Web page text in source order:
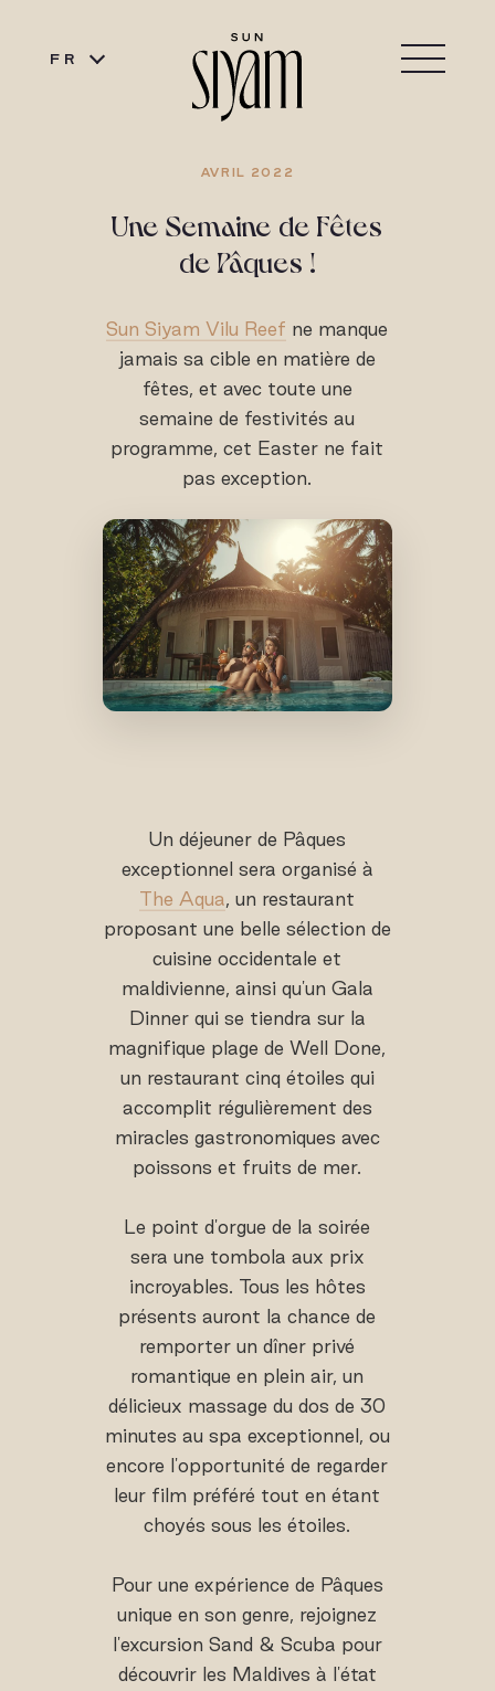
FR
AVRIL 2022
Une Semaine de Fêtes
de Pâques !
Sun Siyam Vilu Reef ne manque
jamais sa cible en matière de
fêtes, et avec toute une
semaine de festivités au
programme, cet Easter ne fait
pas exception.
Un déjeuner de Pâques
exceptionnel sera organisé à
The Aqua, un restaurant
proposant une belle sélection de
cuisine occidentale et
maldivienne, ainsi qu'un Gala
Dinner qui se tiendra sur la
magnifique plage de Well Done,
un restaurant cinq étoiles qui
accomplit régulièrement des
miracles gastronomiques avec
poissons et fruits de mer.
Le point d'orgue de la soirée
sera une tombola aux prix
incroyables. Tous les hôtes
présents auront la chance de
remporter un dîner privé
romantique en plein air, un
délicieux massage du dos de 30
minutes au spa exceptionnel, ou
encore l'opportunité de regarder
leur film préféré tout en étant
choyés sous les étoiles.
Pour une expérience de Pâques
unique en son genre, rejoignez
l'excursion Sand & Scuba pour
découvrir les Maldives à l'état